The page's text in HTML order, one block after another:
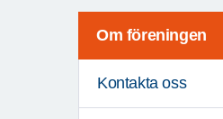
Om föreningen
Kontakta oss